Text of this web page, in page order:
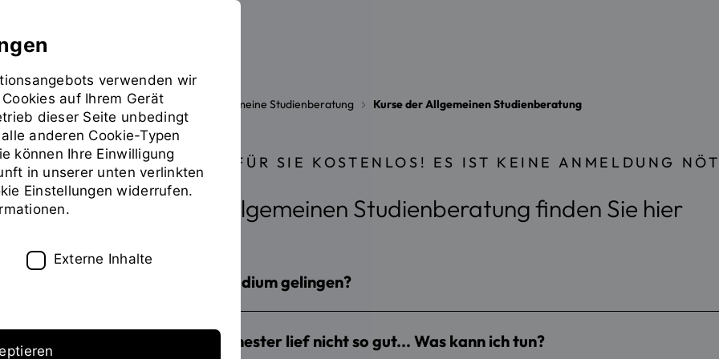
Sie
befinden
sich
auf
der
Seite
"Kurse
Allgemeinen
Studienberatung"
Die OTH Einrichtungen Allgemeine Studienberatung Kurse der Allgemeinen Studienberatung
ALLE ANGEBOTE SIND FÜR SIE KOSTENLOS! ES IST KEINE ANMELDUNG
Alle Angebote der Allgemeinen Studienberatung finden Sie hier
COACHING: Wie kann ein Studium gelingen?
COACHING: Mein letztes Semester lief nicht so gut... Was kann ich tun?
verwenden wir
auf Ihrem Gerät
dieser Seite unbedingt
anderen Cookie-Typen
können Ihre Einwilligung
in unserer unten verlinkten
Einstellungen widerrufen.
Externe Inhalte